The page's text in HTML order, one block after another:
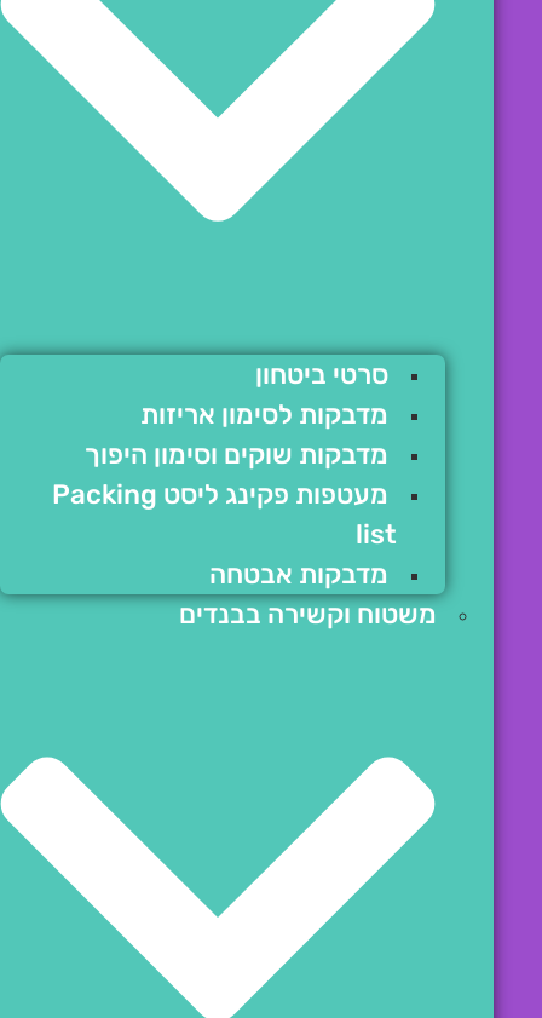
סרטי ביטחון
מדבקות לסימון אריזות
מדבקות שוקים וסימון היפוך
מעטפות פקינג ליסט Packing
list
מדבקות אבטחה
משטוח וקשירה בבנדים